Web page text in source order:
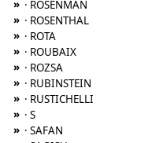
» · ROSENMAN
» · ROSENTHAL
» · ROTA
» · ROUBAIX
» · ROZSA
» · RUBINSTEIN
» · RUSTICHELLI
» · S
» · SAFAN